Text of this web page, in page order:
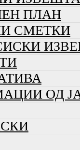
ПЛАН
СМЕТКИ
ОД